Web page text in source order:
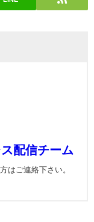
配信チーム
はご連絡下さい。